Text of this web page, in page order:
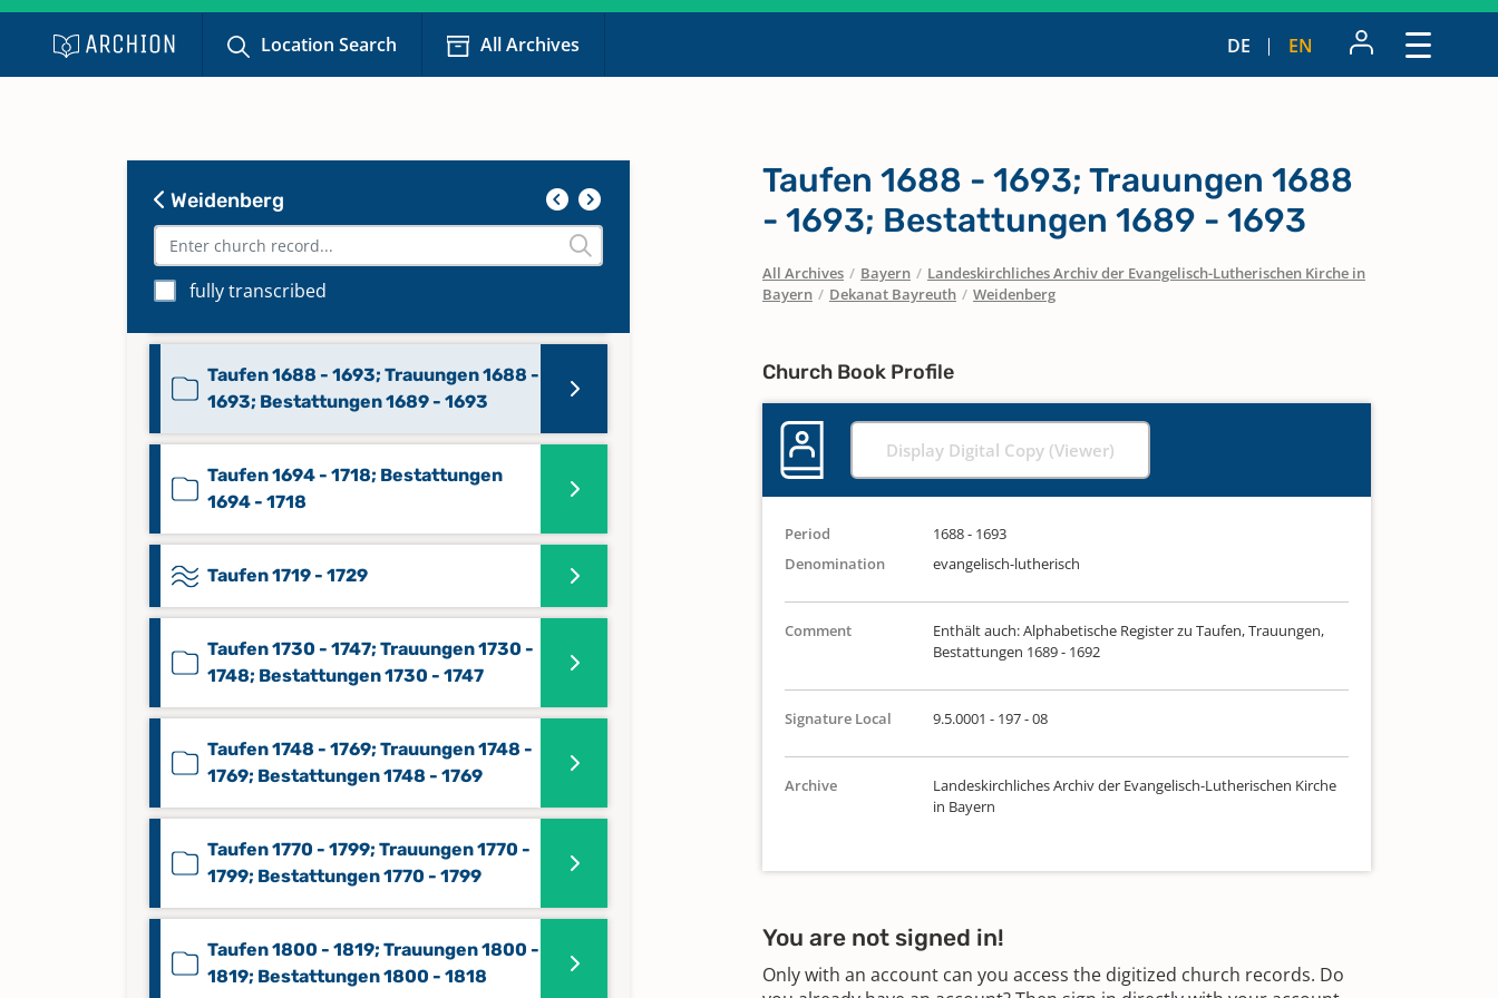
Location Search All Archives DE EN
Weidenberg
fully transcribed
Taufen 1561 - 1575, 1577 - 1585, 1589 -
1592; Trauungen 1561 - 1574
Taufen 1629 - 1674
Taufen 1675 - 1693
Taufen 1688 - 1693; Trauungen 1688 -
1693; Bestattungen 1689 - 1693
Taufen 1694 - 1718; Bestattungen
1694 - 1718
Taufen 1719 - 1729
Taufen 1730 - 1747; Trauungen 1730 -
1748; Bestattungen 1730 - 1747
Taufen 1748 - 1769; Trauungen 1748 -
1769; Bestattungen 1748 - 1769
Taufen 1770 - 1799; Trauungen 1770 -
1799; Bestattungen 1770 - 1799
Taufen 1800 - 1819; Trauungen 1800 -
1819; Bestattungen 1800 - 1818
Taufen 1688 - 1693; Trauungen 1688
- 1693; Bestattungen 1689 - 1693
All Archives / Bayern / Landeskirchliches Archiv der Evangelisch-Lutherischen Kirche in
Bayern / Dekanat Bayreuth / Weidenberg
Church Book Profile
Display Digital Copy (Viewer)
Period
1688 - 1693
Denomination
evangelisch-lutherisch
Comment
Enthält auch: Alphabetische Register zu Taufen, Trauungen,
Bestattungen 1689 - 1692
Signature Local 9.5.0001 - 197 - 08
Archive
Landeskirchliches Archiv der Evangelisch-Lutherischen Kirche
in Bayern
You are not signed in!
Only with an account can you access the digitized church records. Do